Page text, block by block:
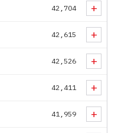
42,704 +
42,615 +
42,526 +
42,411 +
41,959 +